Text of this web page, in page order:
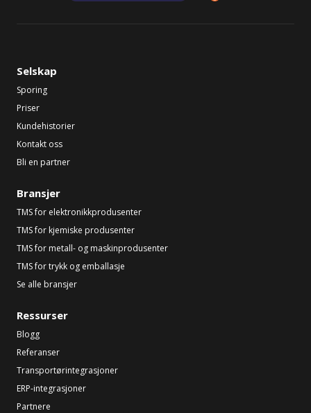
Selskap
Sporing
Priser
Kundehistorier
Kontakt oss
Bli en partner
Bransjer
TMS for elektronikkprodusenter
TMS for kjemiske produsenter
TMS for metall- og maskinprodusenter
TMS for trykk og emballasje
Se alle bransjer
Ressurser
Blogg
Referanser
Transportørintegrasjoner
ERP-integrasjoner
Partnere